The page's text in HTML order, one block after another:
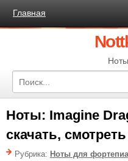
Главная
Ноты: Imagine
скачать,
Рубрика: Ноты для